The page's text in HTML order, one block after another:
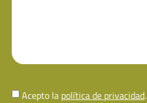
Acepto la política de privacidad.